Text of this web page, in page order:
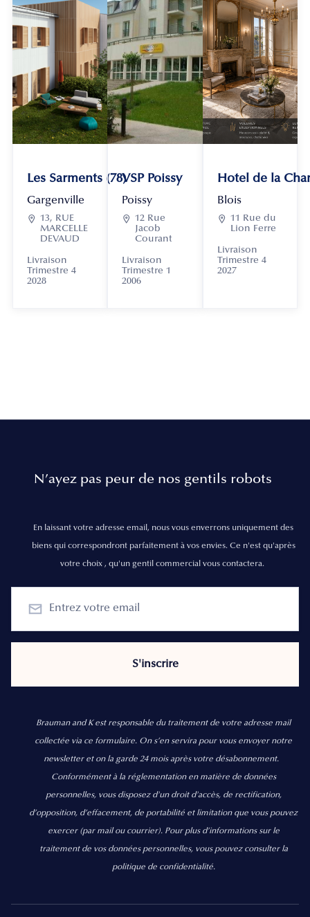
Les Sarments (78)
Gargenville
 13, RUE
MARCELLE
DEVAUD
Livraison
Trimestre 4
2028
VSP Poissy
Poissy
 12 Rue
Jacob
Courant
Livraison
Trimestre 1
2006
Hotel de la
Blois
 11 Rue du
Lion Ferre
Livraison
Trimestre 4
2027
N’ayez pas peur de nos gentils robots
En laissant votre adresse email, nous vous enverrons uniquement des
biens qui correspondront parfaitement à vos envies. Ce n'est qu'après
votre choix , qu'un gentil commercial vous contactera.
Brauman and K est responsable du traitement de votre adresse mail
collectée via ce formulaire. On s’en servira pour vous envoyer notre
newsletter et on la garde 24 mois après votre désabonnement.
Conformément à la réglementation en matière de données
personnelles, vous disposez d'un droit d'accès, de rectification,
d’opposition, d’effacement, de portabilité et limitation que vous pouvez
exercer (par mail ou courrier). Pour plus d’informations sur le
traitement de vos données personnelles, vous pouvez consulter la
politique de confidentialité.